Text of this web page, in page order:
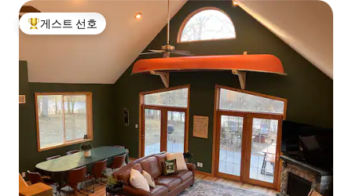
상위 게스트 선호
게스트 선호